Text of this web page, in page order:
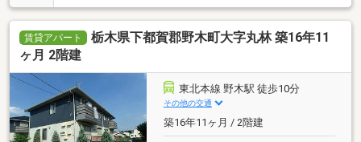
賃貸アパート
栃木県下都賀郡野木町大字丸林 築16年11
ヶ月 2階建
東北本線 野木駅 徒歩10分
その他の交通
築16年11ヶ月 / 2階建